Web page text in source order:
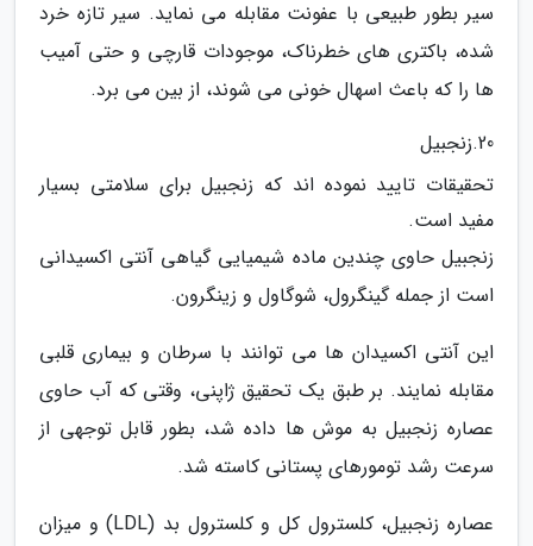
سیر بطور طبیعی با عفونت مقابله می نماید. سیر تازه خرد
شده، باکتری های خطرناک، موجودات قارچی و حتی آمیب
ها را که باعث اسهال خونی می شوند، از بین می برد.
20.زنجبیل
تحقیقات تایید نموده اند که زنجبیل برای سلامتی بسیار
مفید است.
زنجبیل حاوی چندین ماده شیمیایی گیاهی آنتی اکسیدانی
است از جمله گینگرول، شوگاول و زینگرون.
این آنتی اکسیدان ها می توانند با سرطان و بیماری قلبی
مقابله نمایند. بر طبق یک تحقیق ژاپنی، وقتی که آب حاوی
عصاره زنجبیل به موش ها داده شد، بطور قابل توجهی از
سرعت رشد تومورهای پستانی کاسته شد.
عصاره زنجبیل، کلسترول کل و کلسترول بد (LDL) و میزان